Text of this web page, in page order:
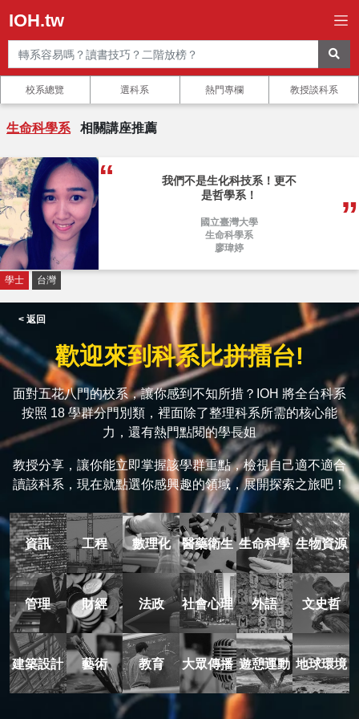
IOH.tw
校系總覽 選科系 熱門專欄 教授談科系
生命科學系 相關講座推薦
我們不是生化科技系！更不
是哲學系！
國立臺灣大學
生命科學系
廖瑋婷
學士 台灣
< 返回
歡迎來到科系比拼擂台!
面對五花八門的校系，讓你感到不知所措？IOH 將全台科系
按照 18 學群分門別類，裡面除了整理科系所需的核心能
力，還有熱門點閱的學長姐
教授分享，讓你能立即掌握該學群重點，檢視自己適不適合
讀該科系，現在就點選你感興趣的領域，展開探索之旅吧！
資訊 工程 數理化 醫藥衛生 生命科學 生物資源
管理 財經 法政 社會心理 外語 文史哲
建築設計 藝術 教育 大眾傳播 遊憩運動 地球環境